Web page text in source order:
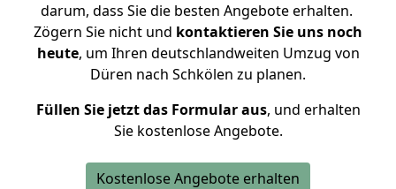
darum, dass Sie die besten Angebote erhalten.
Zögern Sie nicht und kontaktieren Sie uns noch
heute, um Ihren deutschlandweiten Umzug von
Düren nach Schkölen zu planen.
Füllen Sie jetzt das Formular aus, und erhalten
Sie kostenlose Angebote.
Kostenlose Angebote erhalten